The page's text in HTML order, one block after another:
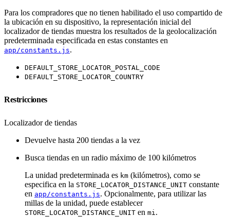
Para los compradores que no tienen habilitado el uso compartido de
la ubicación en su dispositivo, la representación inicial del
localizador de tiendas muestra los resultados de la geolocalización
predeterminada especificada en estas constantes en
app/constants.js.
DEFAULT_STORE_LOCATOR_POSTAL_CODE
DEFAULT_STORE_LOCATOR_COUNTRY
Restricciones
Localizador de tiendas
Devuelve hasta 200 tiendas a la vez
Busca tiendas en un radio máximo de 100 kilómetros
La unidad predeterminada es km (kilómetros), como se
especifica en la STORE_LOCATOR_DISTANCE_UNIT constante
en app/constants.js. Opcionalmente, para utilizar las
millas de la unidad, puede establecer
STORE_LOCATOR_DISTANCE_UNIT en mi .